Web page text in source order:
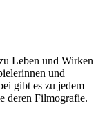
Leben und Wirken
und
gibt es zu jedem
deren Filmografie.